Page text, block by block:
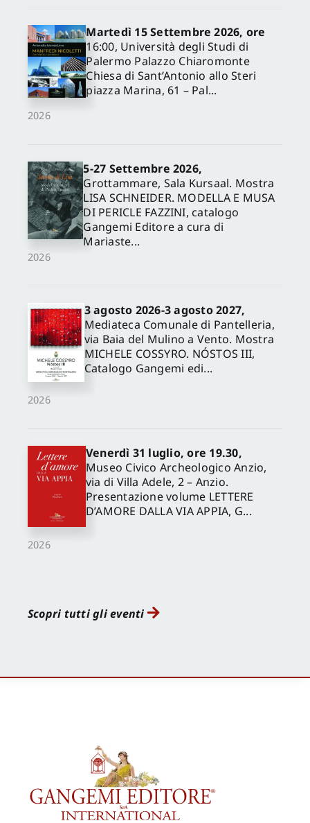
2026
Martedì 15 Settembre 2026, ore
16:00, Università degli Studi di
Palermo Palazzo Chiaromonte
Chiesa di Sant’Antonio allo Steri
piazza Marina, 61 – Pal...
2026
5-27 Settembre 2026,
Grottammare, Sala Kursaal. Mostra
LISA SCHNEIDER. MODELLA E MUSA
DI PERICLE FAZZINI, catalogo
Gangemi Editore a cura di
Mariaste...
2026
3 agosto 2026-3 agosto 2027,
Mediateca Comunale di Pantelleria,
via Baia del Mulino a Vento. Mostra
MICHELE COSSYRO. NÓSTOS III,
Catalogo Gangemi edi...
2026
Venerdì 31 luglio, ore 19.30,
Museo Civico Archeologico Anzio,
via di Villa Adele, 2 – Anzio.
Presentazione volume LETTERE
D’AMORE DALLA VIA APPIA, G...
Scopri tutti gli eventi